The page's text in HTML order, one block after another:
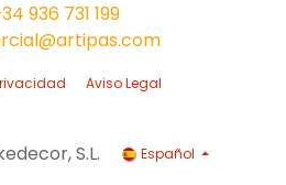
936 731 199
Aviso Legal
S.L. Español